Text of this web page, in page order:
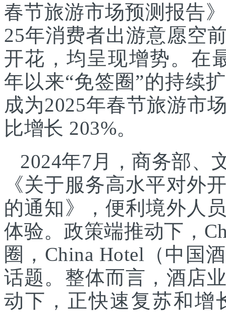
春节旅游市场预测报告
25年消费者出游意愿空
开花，均呈现增势。在
年以来“免签圈”的持续
成为2025年春节旅游市
比增长 203%。
2024年7月，商务部、
《关于服务高水平对外
的通知》，便利境外人
体验。政策端推动下，
圈，China Hotel（中国
话题。整体而言，酒店
动下，正快速复苏和增